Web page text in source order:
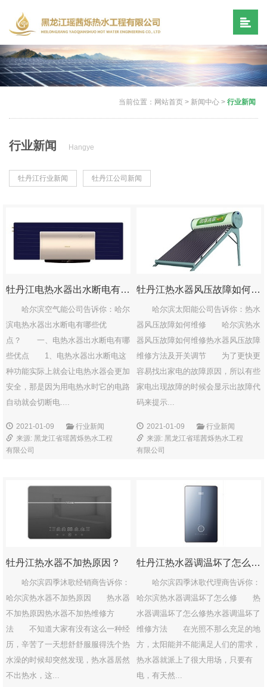
当前位置： 网站首页 > 新闻中心 > 行业新闻
行业新闻 Hangye
牡丹江行业新闻 牡丹江公司新闻
牡丹江电热水器出水断电有哪些优点？
哈尔滨空气能公司告诉你：哈尔
滨电热水器出水断电有哪些优
点？ 一、电热水器出水断电有哪
些优点 1、电热水器出水断电这
种功能实际上就会让电热水器会更加
安全，那是因为用电热水时它的电路
自动就会切断电....
2021-01-09
行业新闻
来源: 黑龙江省瑶茜烁热水工程
有限公司
牡丹江热水器风压故障如何维修？
哈尔滨太阳能公司告诉你：热水
器风压故障如何维修 哈尔滨热水
器风压故障如何维修热水器风压故障
维修方法及开关调节 为了更快更
容易找出家电的故障原因，所以有些
家电出现故障的时候会显示出故障代
码来提示...
2021-01-09
行业新闻
来源: 黑龙江省瑶茜烁热水工程
有限公司
牡丹江热水器不加热原因？
哈尔滨四季沐歌经销商告诉你：
哈尔滨热水器不加热原因 热水器
不加热原因热水器不加热维修方
法 不知道大家有没有这么一种经
历，辛苦了一天想舒舒服服得洗个热
水澡的时候却突然发现，热水器居然
不出热水，这...
牡丹江热水器调温坏了怎么修？
哈尔滨四季沐歌代理商告诉你：
哈尔滨热水器调温坏了怎么修 热
水器调温坏了怎么修热水器调温坏了
维修方法 在光照不那么充足的地
方，太阳能并不能满足人们的需求，
热水器就派上了很大用场，只要有
电，有天然...